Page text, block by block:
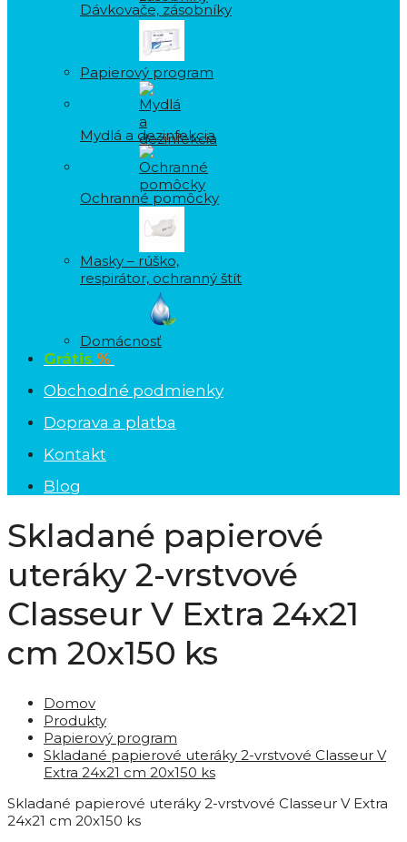
Dávkovače, zásobníky
Papierový program
Mydlá a dezinfekcia
Ochranné pomôcky
Masky – rúško,
respirátor, ochranný štít
Domácnosť
Grátis %
Obchodné podmienky
Doprava a platba
Kontakt
Blog
Skladané papierové
uteráky 2-vrstvové
Classeur V Extra 24x21
cm 20x150 ks
Domov
Produkty
Papierový program
Skladané papierové uteráky 2-vrstvové Classeur V
Extra 24x21 cm 20x150 ks
Skladané papierové uteráky 2-vrstvové Classeur V Extra
24x21 cm 20x150 ks